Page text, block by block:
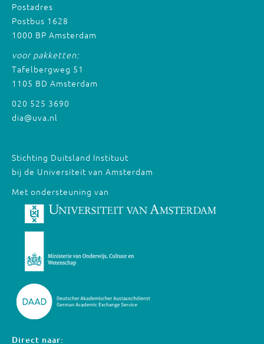
Postadres
Postbus 1628
1000 BP Amsterdam
voor pakketten:
Tafelbergweg 51
1105 BD Amsterdam
020 525 3690
dia@uva.nl
Stichting Duitsland Instituut
bij de Universiteit van Amsterdam
Met ondersteuning van
Direct naar: